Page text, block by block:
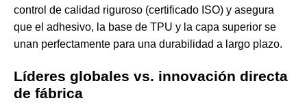
control de calidad riguroso (certificado ISO) y asegura
que el adhesivo, la base de TPU y la capa superior se
unan perfectamente para una durabilidad a largo plazo.
Líderes globales vs. innovación directa
de fábrica